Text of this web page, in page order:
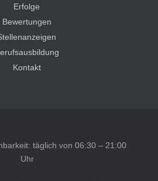
Erfolge
Bewertungen
Kontakt
täglich von 06:30 – 21:00
Uhr